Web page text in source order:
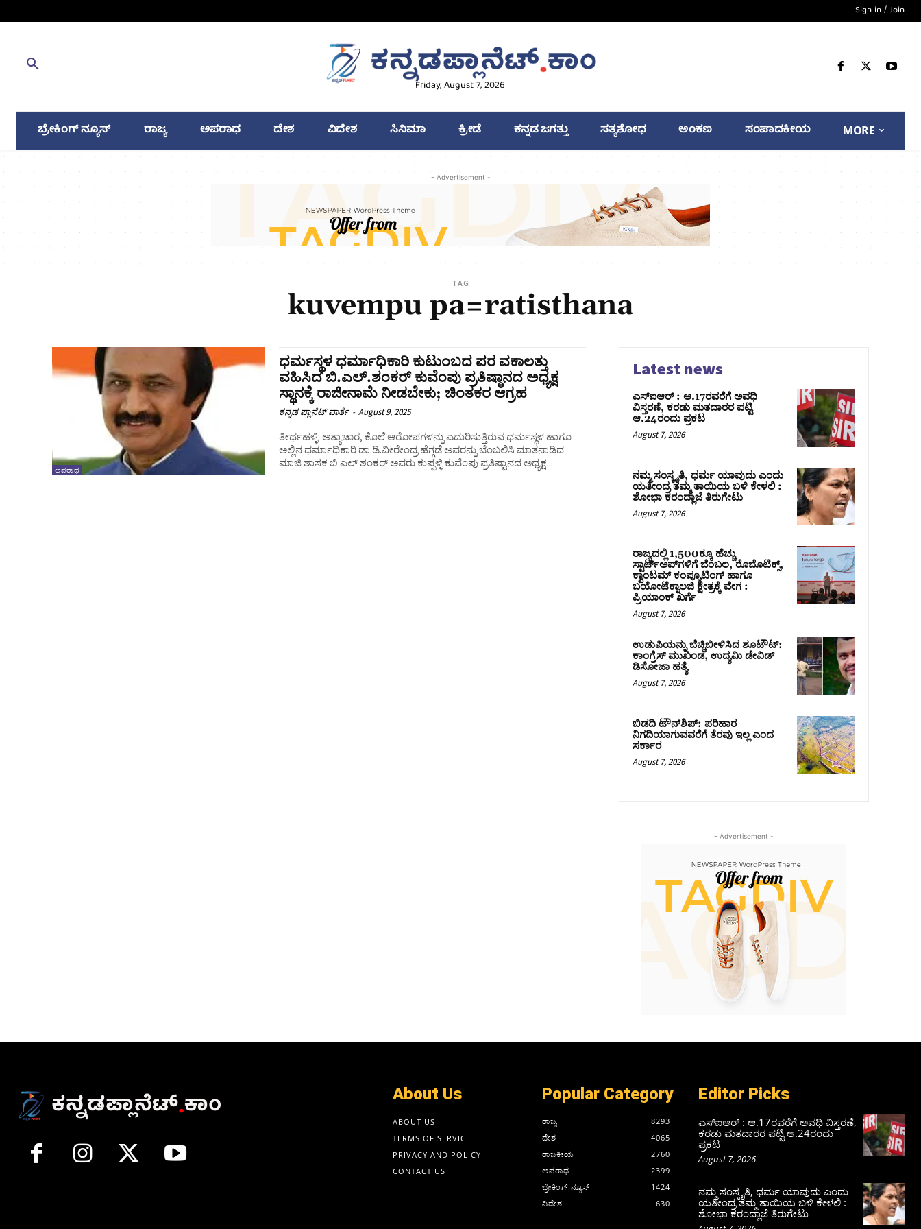
Sign in / Join
Friday, August 7, 2026
ಬ್ರೇಕಿಂಗ್ ನ್ಯೂಸ್ ರಾಜ್ಯ ಅಪರಾಧ ದೇಶ ವಿದೇಶ ಸಿನಿಮಾ ಕ್ರೀಡೆ ಕನ್ನಡ ಜಗತ್ತು ಸತ್ಯಶೋಧ ಅಂಕಣ ಸಂಪಾದಕೀಯ MORE
- Advertisement -
TAG
kuvempu pa=ratisthana
ಅಪರಾಧ
ಧರ್ಮಸ್ಥಳ ಧರ್ಮಾಧಿಕಾರಿ ಕುಟುಂಬದ ಪರ ವಕಾಲತ್ತು
ವಹಿಸಿದ ಬಿ.ಎಲ್.ಶಂಕರ್ ಕುವೆಂಪು ಪ್ರತಿಷ್ಠಾನದ ಅಧ್ಯಕ್ಷ
ಸ್ಥಾನಕ್ಕೆ ರಾಜೀನಾಮೆ ನೀಡಬೇಕು; ಚಿಂತಕರ ಆಗ್ರಹ
ಕನ್ನಡ ಪ್ಲಾನೆಟ್ ವಾರ್ತೆ - August 9, 2025
ತೀರ್ಥಹಳ್ಳಿ: ಅತ್ಯಾಚಾರ, ಕೊಲೆ ಆರೋಪಗಳನ್ನು ಎದುರಿಸುತ್ತಿರುವ ಧರ್ಮಸ್ಥಳ ಹಾಗೂ
ಅಲ್ಲಿನ ಧರ್ಮಾಧಿಕಾರಿ ಡಾ.ಡಿ.ವೀರೇಂದ್ರ ಹೆಗ್ಗಡೆ ಅವರನ್ನು ಬೆಂಬಲಿಸಿ ಮಾತನಾಡಿದ
ಮಾಜಿ ಶಾಸಕ ಬಿ ಎಲ್‌ ಶಂಕರ್‌ ಅವರು ಕುಪ್ಪಳ್ಳಿ ಕುವೆಂಪು ಪ್ರತಿಷ್ಟಾನದ ಅಧ್ಯಕ್ಷ...
Latest news
ಎಸ್‌ಐಆರ್‌ : ಆ.17ರವರೆಗೆ ಅವಧಿ
ವಿಸ್ತರಣೆ, ಕರಡು ಮತದಾರರ ಪಟ್ಟಿ
ಆ.24ರಂದು ಪ್ರಕಟ
August 7, 2026
ನಮ್ಮ ಸಂಸ್ಕೃತಿ, ಧರ್ಮ ಯಾವುದು ಎಂದು
ಯತೀಂದ್ರ ತಮ್ಮ ತಾಯಿಯ ಬಳಿ ಕೇಳಲಿ :
ಶೋಭಾ ಕರಂದ್ಲಾಜೆ ತಿರುಗೇಟು
August 7, 2026
ರಾಜ್ಯದಲ್ಲಿ 1,500ಕ್ಕೂ ಹೆಚ್ಚು
ಸ್ಟಾರ್ಟ್‌ಅಪ್‌ಗಳಿಗೆ ಬೆಂಬಲ, ರೊಬೊಟಿಕ್ಸ್,
ಕ್ವಾಂಟಮ್ ಕಂಪ್ಯೂಟಿಂಗ್ ಹಾಗೂ
ಬಯೋಟೆಕ್ನಾಲಜಿ ಕ್ಷೇತ್ರಕ್ಕೆ ವೇಗ :
ಪ್ರಿಯಾಂಕ್‌ ಖರ್ಗೆ
August 7, 2026
ಉಡುಪಿಯನ್ನು ಬೆಚ್ಚಿಬೀಳಿಸಿದ ಶೂಟೌಟ್‌:
ಕಾಂಗ್ರೆಸ್‌ ಮುಖಂಡ, ಉದ್ಯಮಿ ಡೇವಿಡ್
ಡಿಸೋಜಾ ಹತ್ಯೆ
August 7, 2026
ಬಿಡದಿ ಟೌನ್‌ಶಿಪ್‌: ಪರಿಹಾರ
ನಿಗದಿಯಾಗುವವರೆಗೆ ತೆರವು ಇಲ್ಲ ಎಂದ
ಸರ್ಕಾರ
August 7, 2026
- Advertisement -
About Us
ABOUT US
TERMS OF SERVICE
PRIVACY AND POLICY
CONTACT US
Popular Category
ರಾಜ್ಯ
8293
ದೇಶ
4065
ರಾಜಕೀಯ
2760
ಅಪರಾಧ
2399
ಬ್ರೇಕಿಂಗ್ ನ್ಯೂಸ್
1424
ವಿದೇಶ
630
Editor Picks
ಎಸ್‌ಐಆರ್‌ : ಆ.17ರವರೆಗೆ ಅವಧಿ ವಿಸ್ತರಣೆ,
ಕರಡು ಮತದಾರರ ಪಟ್ಟಿ ಆ.24ರಂದು
ಪ್ರಕಟ
August 7, 2026
ನಮ್ಮ ಸಂಸ್ಕೃತಿ, ಧರ್ಮ ಯಾವುದು ಎಂದು
ಯತೀಂದ್ರ ತಮ್ಮ ತಾಯಿಯ ಬಳಿ ಕೇಳಲಿ :
ಶೋಭಾ ಕರಂದ್ಲಾಜೆ ತಿರುಗೇಟು